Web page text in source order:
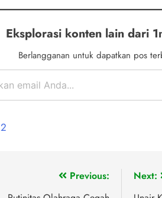
Eksplorasi konten lain dari
Berlangganan untuk dapatkan pos
2
Previous:
Next: